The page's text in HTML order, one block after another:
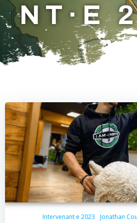
NT·E
Intervenant·e 2023 Jonathan